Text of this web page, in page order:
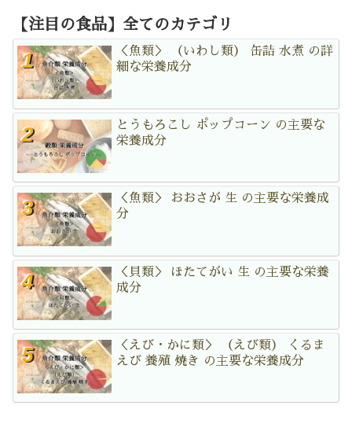
【注目の食品】全てのカテゴリ
＜魚類＞ （いわし類） 缶詰 水煮 の詳
細な栄養成分
とうもろこし ポップコーン の主要な
栄養成分
＜魚類＞ おおさが 生 の主要な栄養成
分
＜貝類＞ ほたてがい 生 の主要な栄養
成分
＜えび・かに類＞ （えび類） くるま
えび 養殖 焼き の主要な栄養成分